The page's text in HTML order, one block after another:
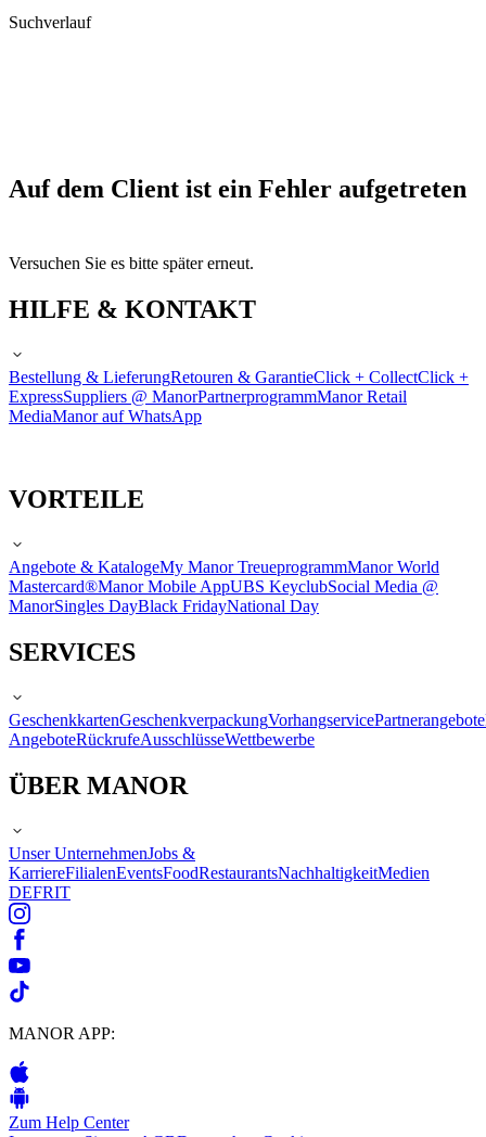
Suchverlauf
Auf dem Client ist ein Fehler aufgetreten
Versuchen Sie es bitte später erneut.
HILFE & KONTAKT
Bestellung & LieferungRetouren & GarantieClick + CollectClick +
ExpressSuppliers @ ManorPartnerprogrammManor Retail
MediaManor auf WhatsApp
VORTEILE
Angebote & KatalogeMy Manor TreueprogrammManor World
Mastercard®Manor Mobile AppUBS KeyclubSocial Media @
ManorSingles DayBlack FridayNational Day
SERVICES
GeschenkkartenGeschenkverpackungVorhangservicePartnerangebote
AngeboteRückrufeAusschlüsseWettbewerbe
ÜBER MANOR
Unser UnternehmenJobs &
KarriereFilialenEventsFoodRestaurantsNachhaltigkeitMedien
DEFRIT
MANOR APP:
Zum Help Center